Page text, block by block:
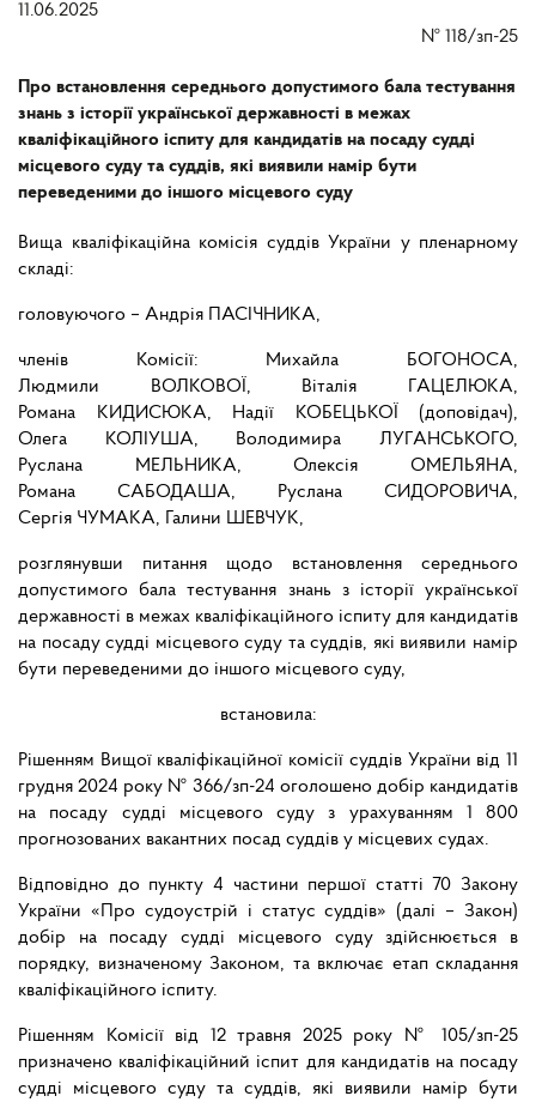
11.06.2025
№ 118/зп-25
Про встановлення середнього допустимого бала тестування
знань з історії української державності в межах
кваліфікаційного іспиту для кандидатів на посаду судді
місцевого суду та суддів, які виявили намір бути
переведеними до іншого місцевого суду
Вища кваліфікаційна комісія суддів України у пленарному
складі:
головуючого – Андрія ПАСІЧНИКА,
членів Комісії: Михайла БОГОНОСА,
Людмили ВОЛКОВОЇ, Віталія ГАЦЕЛЮКА,
Романа КИДИСЮКА, Надії КОБЕЦЬКОЇ (доповідач),
Олега КОЛІУША, Володимира ЛУГАНСЬКОГО,
Руслана МЕЛЬНИКА, Олексія ОМЕЛЬЯНА,
Романа САБОДАША, Руслана СИДОРОВИЧА,
Сергія ЧУМАКА, Галини ШЕВЧУК,
розглянувши питання щодо встановлення середнього
допустимого бала тестування знань з історії української
державності в межах кваліфікаційного іспиту для кандидатів
на посаду судді місцевого суду та суддів, які виявили намір
бути переведеними до іншого місцевого суду,
встановила:
Рішенням Вищої кваліфікаційної комісії суддів України від 11
грудня 2024 року № 366/зп-24 оголошено добір кандидатів
на посаду судді місцевого суду з урахуванням 1 800
прогнозованих вакантних посад суддів у місцевих судах.
Відповідно до пункту 4 частини першої статті 70 Закону
України «Про судоустрій і статус суддів» (далі – Закон)
добір на посаду судді місцевого суду здійснюється в
порядку, визначеному Законом, та включає етап складання
кваліфікаційного іспиту.
Рішенням Комісії від 12 травня 2025 року № 105/зп-25
призначено кваліфікаційний іспит для кандидатів на посаду
судді місцевого суду та суддів, які виявили намір бути